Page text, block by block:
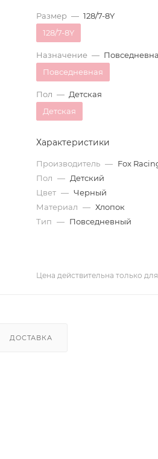
Размер — 128/7-8Y
128/7-8Y
Назначение —
Повседневная
Пол — Детская
Детская
Характеристики
Производитель — Fox
Пол — Детский
Цвет — Черный
Материал — Хлопок
Тип — Повседневный
Цена действительна только
ДОСТАВКА